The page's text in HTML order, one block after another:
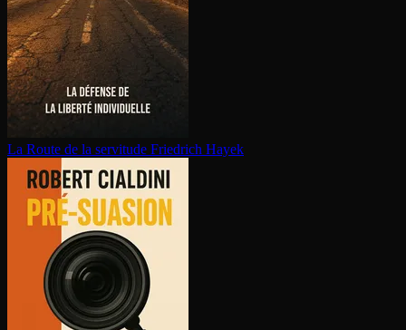
La Route de la servitude Friedrich Hayek